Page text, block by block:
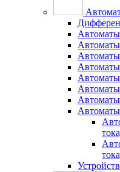
Автоматы